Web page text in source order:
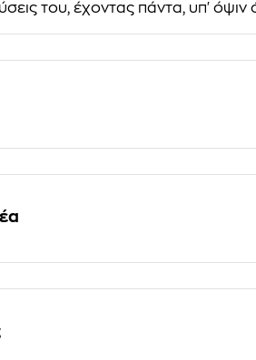
του, έχοντας πάντα, υπ'